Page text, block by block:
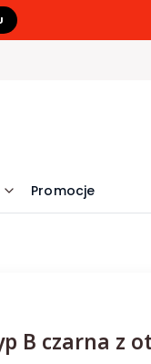
Promocje
B czarna z